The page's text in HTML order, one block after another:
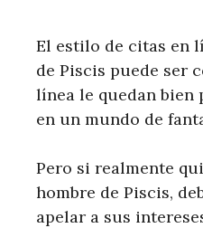
El estilo de citas en
de Piscis puede ser
línea le quedan
en un mundo de
Pero si realmente
hombre de Piscis,
apelar a sus